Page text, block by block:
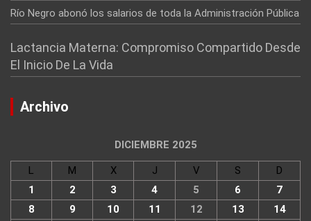
Río Negro abonó los salarios de toda la Administración Pública
Lactancia Materna: Compromiso Compartido Desde
El Inicio De La Vida
Archivo
DICIEMBRE 2025
L M X J V S
D
1
2 3 4 5 6
7
8
9 10 11 12 13
14